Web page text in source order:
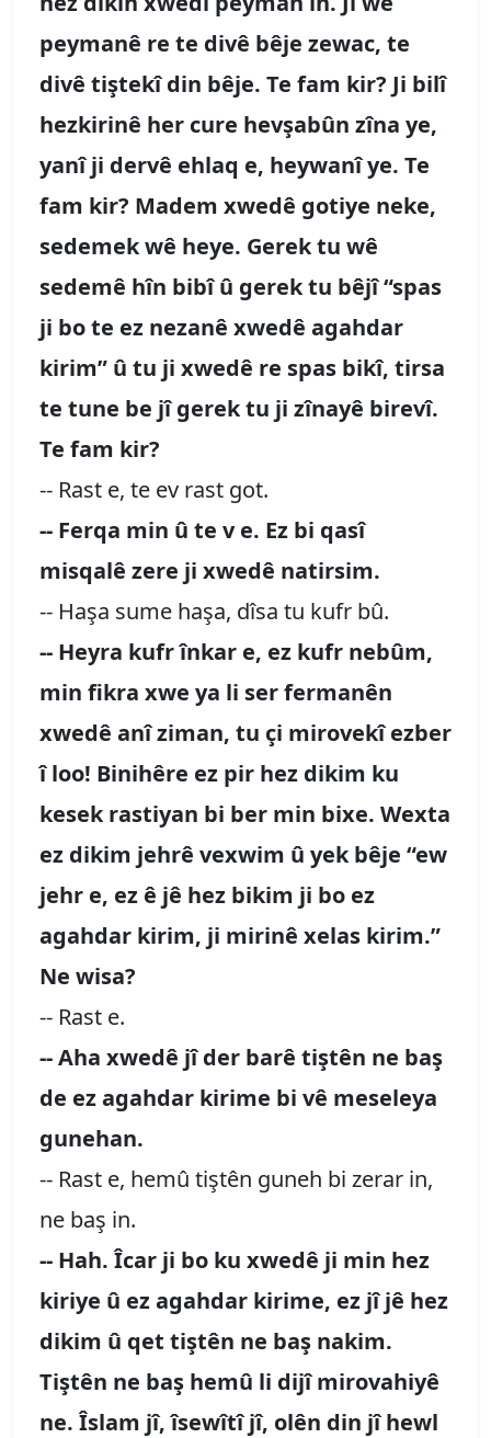
peymanê re te divê bêje zewac, te
divê tiştekî din bêje. Te fam kir? Ji bilî
hezkirinê her cure hevşabûn zîna ye,
yanî ji dervê ehlaq e, heywanî ye. Te
fam kir? Madem xwedê gotiye neke,
sedemek wê heye. Gerek tu wê
sedemê hîn bibî û gerek tu bêjî “spas
ji bo te ez nezanê xwedê agahdar
kirim” û tu ji xwedê re spas bikî, tirsa
te tune be jî gerek tu ji zînayê birevî.
Te fam kir?
-- Rast e, te ev rast got.
-- Ferqa min û te v e. Ez bi qasî
misqalê zere ji xwedê natirsim.
-- Haşa sume haşa, dîsa tu kufr bû.
-- Heyra kufr înkar e, ez kufr nebûm,
min fikra xwe ya li ser fermanên
xwedê anî ziman, tu çi mirovekî ezber
î loo! Binihêre ez pir hez dikim ku
kesek rastiyan bi ber min bixe. Wexta
ez dikim jehrê vexwim û yek bêje “ew
jehr e, ez ê jê hez bikim ji bo ez
agahdar kirim, ji mirinê xelas kirim.”
Ne wisa?
-- Rast e.
-- Aha xwedê jî der barê tiştên ne baş
de ez agahdar kirime bi vê meseleya
gunehan.
-- Rast e, hemû tiştên guneh bi zerar in,
ne baş in.
-- Hah. Îcar ji bo ku xwedê ji min hez
kiriye û ez agahdar kirime, ez jî jê hez
dikim û qet tiştên ne baş nakim.
Tiştên ne baş hemû li dijî mirovahiyê
ne. Îslam jî, îsewîtî jî, olên din jî hewl